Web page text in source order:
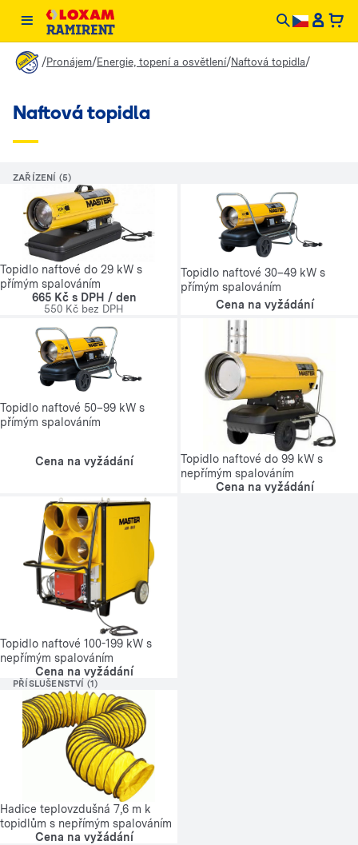
/Pronájem/Energie, topení a osvětlení/Naftová topidla/
Naftová topidla
ZAŘÍZENÍ (5)
Topidlo naftové do 29 kW s
přímým spalováním
665 Kč s DPH / den
550 Kč bez DPH
Topidlo naftové 30–49 kW s
přímým spalováním
Cena na vyžádání
Topidlo naftové 50–99 kW s
přímým spalováním
Cena na vyžádání
Topidlo naftové do 99 kW s
nepřímým spalováním
Cena na vyžádání
Topidlo naftové 100-199 kW s
nepřímým spalováním
Cena na vyžádání
PŘÍSLUŠENSTVÍ (1)
Hadice teplovzdušná 7,6 m k
topidlům s nepřímým spalováním
Cena na vyžádání